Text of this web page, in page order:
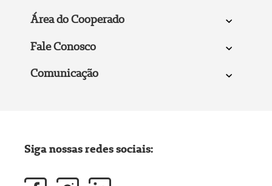
Área do Cooperado
Fale Conosco
Comunicação
Siga nossas redes sociais: